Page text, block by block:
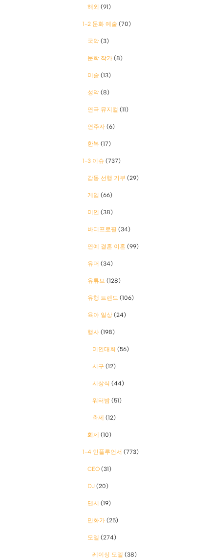
해외 (91)
1-2 문화 예술 (70)
국악 (3)
문학 작가 (8)
미술 (13)
성악 (8)
연극 뮤지컬 (11)
연주자 (6)
한복 (17)
1-3 이슈 (737)
감동 선행 기부 (29)
게임 (66)
미인 (38)
바디프로필 (34)
연예 결혼 이혼 (99)
유머 (34)
유튜브 (128)
유행 트렌드 (106)
육아 일상 (24)
행사 (198)
미인대회 (56)
시구 (12)
시상식 (44)
워터밤 (51)
축제 (12)
화제 (10)
1-4 인플루언서 (773)
CEO (31)
DJ (20)
댄서 (19)
만화가 (25)
모델 (274)
레이싱 모델 (38)